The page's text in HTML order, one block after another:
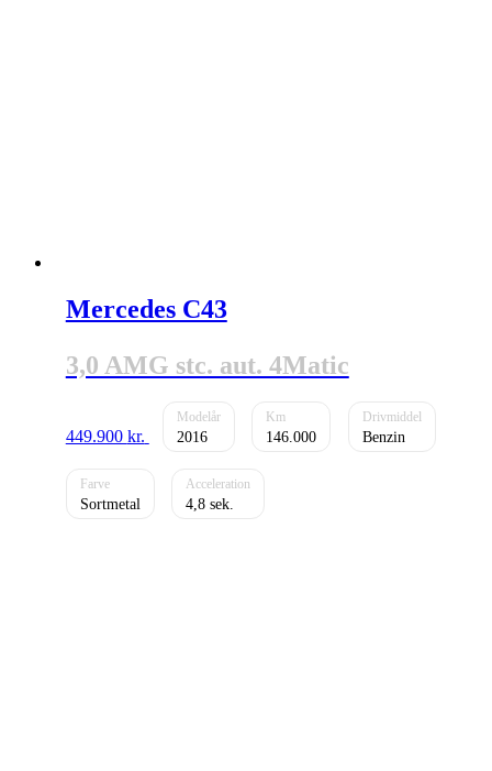
Mercedes C43
3,0 AMG stc. aut. 4Matic
449.900 kr. 2016 146.000 Benzin
Sortmetal 4,8